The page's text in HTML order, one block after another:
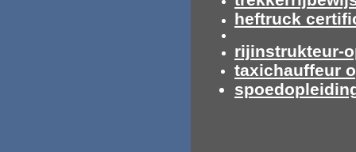
heftruck
rijinstrukteur-
taxichauffeur